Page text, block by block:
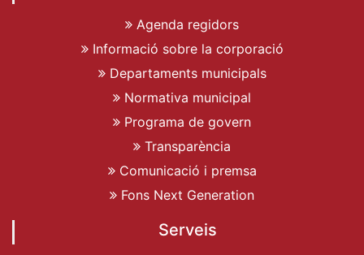
Agenda regidors
Informació sobre la corporació
Departaments municipals
Normativa municipal
Programa de govern
Transparència
Comunicació i premsa
Fons Next Generation
Serveis